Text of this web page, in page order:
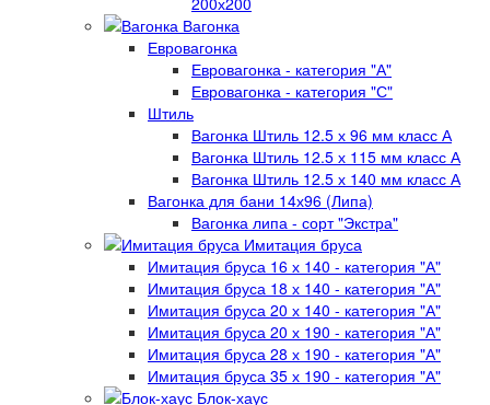
Вагонка
Евровагонка
Евровагонка - категория "А"
Евровагонка - категория "С"
Штиль
Вагонка Штиль 12.5 х 96 мм класс А
Вагонка Штиль 12.5 х 115 мм класс А
Вагонка Штиль 12.5 х 140 мм класс А
Вагонка для бани 14х96 (Липа)
Вагонка липа - сорт "Экстра"
Имитация бруса
Имитация бруса 16 х 140 - категория "А"
Имитация бруса 18 х 140 - категория "А"
Имитация бруса 20 х 140 - категория "А"
Имитация бруса 20 х 190 - категория "А"
Имитация бруса 28 х 190 - категория "А"
Имитация бруса 35 х 190 - категория "А"
Блок-хаус